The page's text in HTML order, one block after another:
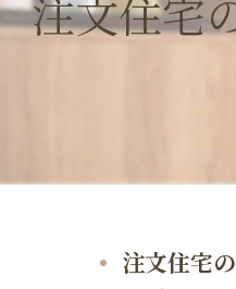
注文住宅
注文住宅